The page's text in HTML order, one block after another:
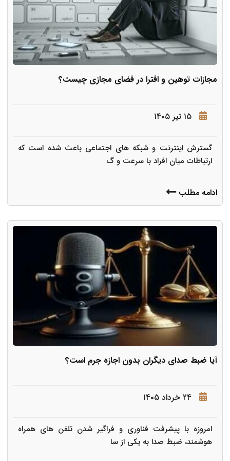
مجازات توهین و افترا در فضای مجازی چیست؟
۱۵ تیر ۱۴۰۵
گسترش اینترنت و شبکه های اجتماعی باعث شده است که
ارتباطات میان افراد با سرعت و گ
ادامه مطلب
آیا ضبط صدای دیگران بدون اجازه جرم است؟
۲۴ خرداد ۱۴۰۵
امروزه با پیشرفت فناوری و فراگیر شدن تلفن های همراه
هوشمند، ضبط صدا به یکی از سا